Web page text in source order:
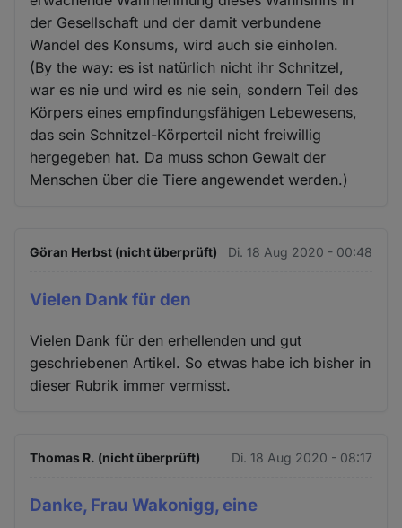
der Gesellschaft und der damit verbundene
Wandel des Konsums, wird auch sie einholen.
(By the way: es ist natürlich nicht ihr Schnitzel,
war es nie und wird es nie sein, sondern Teil des
Körpers eines empfindungsfähigen Lebewesens,
das sein Schnitzel-Körperteil nicht freiwillig
hergegeben hat. Da muss schon Gewalt der
Menschen über die Tiere angewendet werden.)
Göran Herbst (nicht überprüft) Di. 18 Aug 2020 - 00:48
Vielen Dank für den
Vielen Dank für den erhellenden und gut
geschriebenen Artikel. So etwas habe ich bisher in
dieser Rubrik immer vermisst.
Thomas R. (nicht überprüft) Di. 18 Aug 2020 - 08:17
Danke, Frau Wakonigg, eine